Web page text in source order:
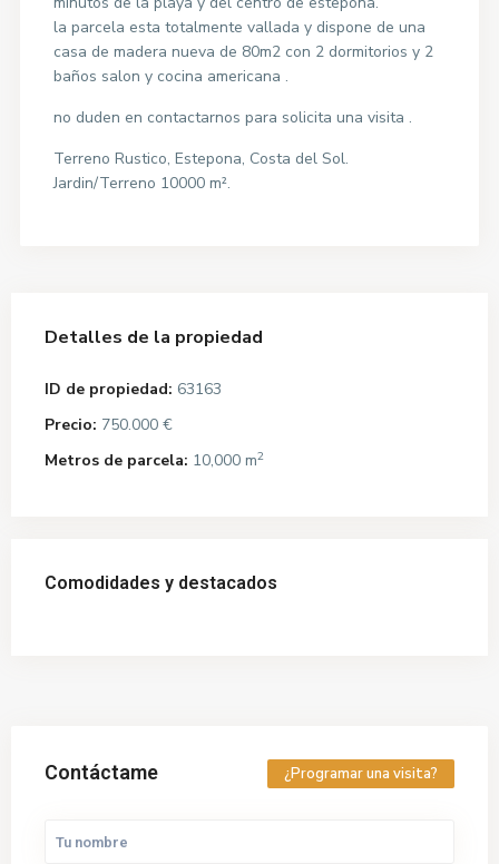
la parcela esta totalmente vallada y dispone de una
casa de madera nueva de 80m2 con 2 dormitorios y 2
baños salon y cocina americana .
no duden en contactarnos para solicita una visita .
Terreno Rustico, Estepona, Costa del Sol.
Jardin/Terreno 10000 m².
Detalles de la propiedad
ID de propiedad: 63163
Precio: 750.000 €
Metros de parcela: 10,000 m2
Comodidades y destacados
Contáctame ¿Programar una visita?